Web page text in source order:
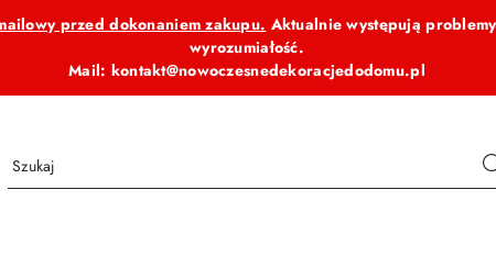
przed dokonaniem zakupu. Aktualnie występują
wyrozumiałość.
Mail: kontakt@nowoczesnedekoracjedodomu.pl